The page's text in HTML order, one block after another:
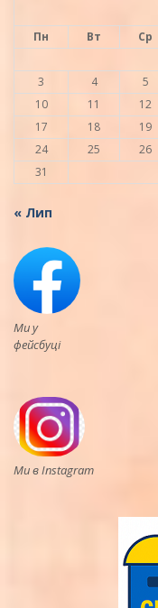
Пн Вт Ср
3
4 5
10
11 12
17
18 19
24
25 26
31
« Лип
Ми у
фейсбуці
Ми в Instagram